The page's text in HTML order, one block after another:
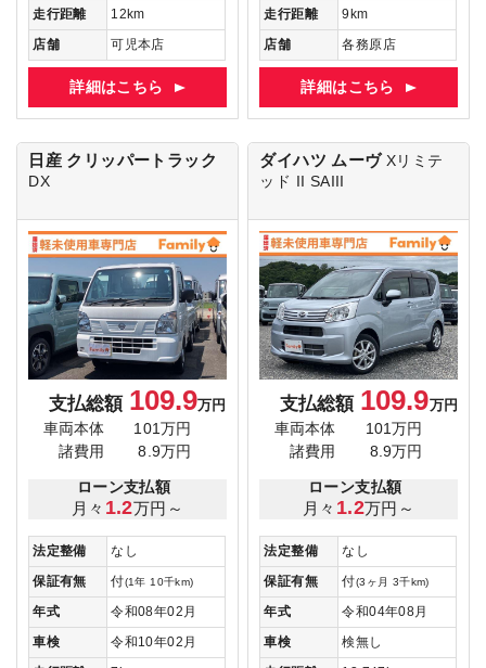
走行距離
12km
店舗
可児本店
詳細はこちら
走行距離
9km
店舗
各務原店
詳細はこちら
日産 クリッパートラック
DX
支払総額 109.9万円
車両本体
101万円
諸費用
8.9万円
ローン支払額
月々 1.2万円～
法定整備
なし
保証有無
付(1年 10千km)
年式
令和08年02月
車検
令和10年02月
ダイハツ ムーヴ Xリミテ
ッド II SAIII
支払総額 109.9万円
車両本体
101万円
諸費用
8.9万円
ローン支払額
月々 1.2万円～
法定整備
なし
保証有無
付(3ヶ月 3千km)
年式
令和04年08月
車検
検無し